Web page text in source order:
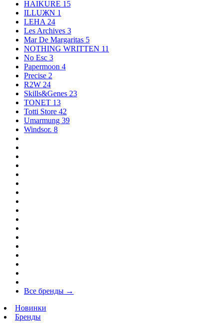
HAIKURE 15
ILLUЖN 1
LEHA 24
Les Archives 3
Mar De Margaritas 5
NOTHING WRITTEN 11
No Esc 3
Papermoon 4
Precise 2
R2W 24
Skills&Genes 23
TONET 13
Totti Store 42
Umarmung 39
Windsor. 8
Все бренды →
Новинки
Бренды